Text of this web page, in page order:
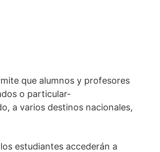
que alumnos y profesores
o particular-
a varios destinos nacionales,
estudiantes accederán a